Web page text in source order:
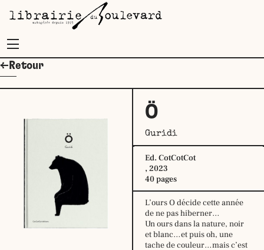
Menu
←Retour
Ö
Guridi
Ed. CotCotCot
, 2023
40 pages
L’ours O décide cette année
de ne pas hiberner…
Un ours dans la nature, noir
et blanc…et puis oh, une
tache de couleur…mais c’est